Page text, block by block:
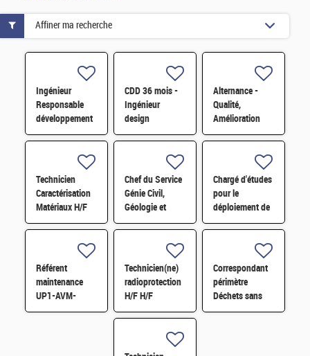
Ingénieur
Responsable
développement
d'affaires H/F
CDD 36 mois -
Ingénieur
design
photonique
Alternance -
Qualité,
Amélioration
continue et
Technicien
Caractérisation
Matériaux H/F
Chef du Service
Génie Civil,
Géologie et
Géotechnique
Chargé d'études
pour le
déploiement de
l'économie
Référent
maintenance
UP1-AVM-
IECDA H/F
Technicien(ne)
radioprotection
H/F H/F
Correspondant
périmètre
Déchets sans
filières H/F
Affiner ma recherche